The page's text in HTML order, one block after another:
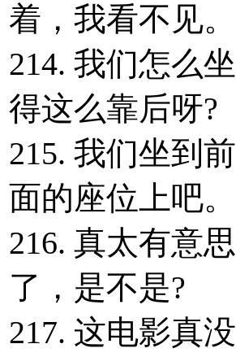
着，我看不见。
214. 我们怎么坐
得这么靠后呀?
215. 我们坐到前
面的座位上吧。
216. 真太有意思
了，是不是?
217. 这电影真没